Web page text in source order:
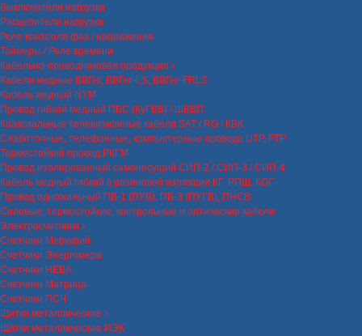
Выключатели нагрузки
Расцепители нагрузки
Реле контроля фаз / напряжения
Таймеры / Реле времени
Кабельно-проводниковая продукция
Кабели медные ВВГнг, ВВГнг-LS, ВВГнг-FRLS
Кабель медный NYM
Провод гибкий медный ПВС (КуГВВ) / ШВВП
Коаксиальные телевизионные кабели SAT / RG / КВК
Слаботочные, телефонные, компьютерные провода UTP, FTP
Термостойкий провод РКГМ
Провод изолированный самонесущий СИП-2 / СИП-3 / СИП-4
Кабель медный гибкий в резиновой изоляции КГ, РПШ, КОГ
Провод одножильный ПВ-1 (ПУВ), ПВ-3 (ПУГВ), ПНСВ
Силовые, термостойкие, контрольные и оптические кабели
Электросчетчики
Счетчики Меркурий
Счетчики Энергомера
Счетчики НЕВА
Счетчики Матрица
Счетчики ПСЧ
Щитки металлические
Щитки металлические ИЭК